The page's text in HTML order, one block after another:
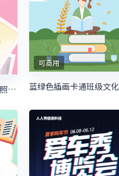
甜蜜七夕 为爱PICK 七夕照片投票活动
可商用